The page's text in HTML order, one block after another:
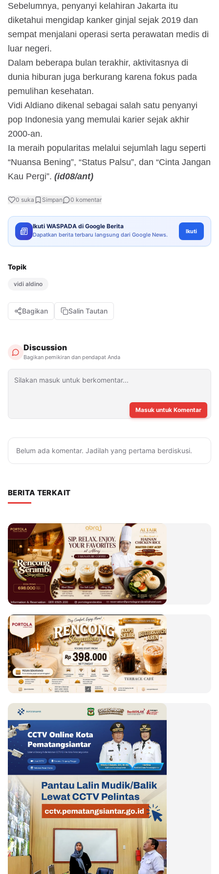
Sebelumnya, penyanyi kelahiran Jakarta itu
diketahui mengidap kanker ginjal sejak 2019 dan
sempat menjalani operasi serta perawatan medis di
luar negeri.
Dalam beberapa bulan terakhir, aktivitasnya di
dunia hiburan juga berkurang karena fokus pada
pemulihan kesehatan.
Vidi Aldiano dikenal sebagai salah satu penyanyi
pop Indonesia yang memulai karier sejak akhir
2000-an.
Ia meraih popularitas melalui sejumlah lagu seperti
“Nuansa Bening”, “Status Palsu”, dan “Cinta Jangan
Kau Pergi”. (id08/ant)
0 suka Simpan 0 komentar
Ikuti WASPADA di Google Berita
Dapatkan berita terbaru langsung dari Google News. Ikuti
Topik
vidi aldino
Bagikan Salin Tautan
Discussion
Bagikan pemikiran dan pendapat Anda
Masuk untuk Komentar
Belum ada komentar. Jadilah yang pertama berdiskusi.
BERITA TERKAIT